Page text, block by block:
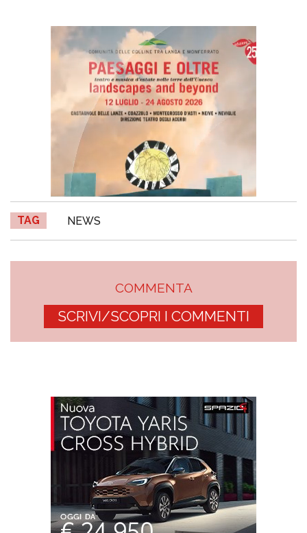
TAG NEWS
COMMENTA
SCRIVI/SCOPRI I COMMENTI